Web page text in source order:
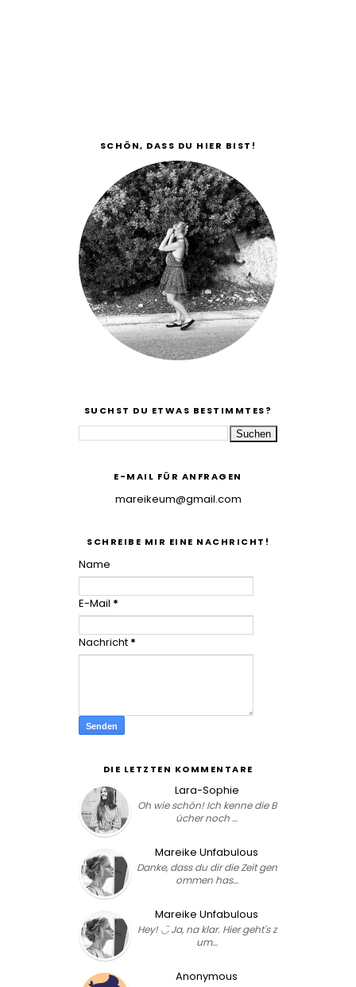
SCHÖN, DASS DU HIER BIST!
SUCHST DU ETWAS BESTIMMTES?
E-MAIL FÜR ANFRAGEN
mareikeum@gmail.com
SCHREIBE MIR EINE NACHRICHT!
Name
E-Mail *
Nachricht *
DIE LETZTEN KOMMENTARE
Lara-Sophie
Oh wie schön! Ich kenne die B
ücher noch …
Mareike Unfabulous
Danke, dass du dir die Zeit gen
ommen has…
Mareike Unfabulous
Hey! ◡̈ Ja, na klar. Hier geht's z
um…
Anonymous